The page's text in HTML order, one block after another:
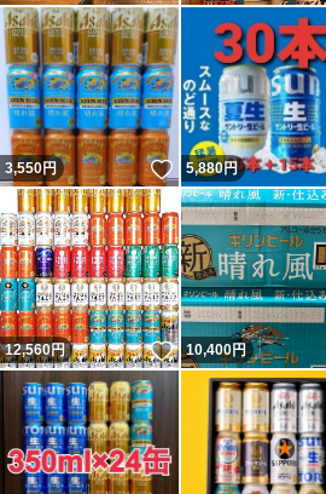
3,550円 いいね！
5,880円
12,560円 いいね！
10,400円